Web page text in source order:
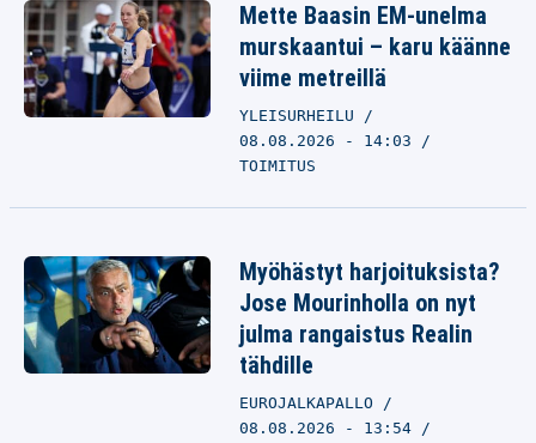
Mette Baasin EM-unelma
murskaantui – karu käänne
viime metreillä
YLEISURHEILU
08.08.2026 - 14:03
TOIMITUS
Myöhästyt harjoituksista?
Jose Mourinholla on nyt
julma rangaistus Realin
tähdille
EUROJALKAPALLO
08.08.2026 - 13:54